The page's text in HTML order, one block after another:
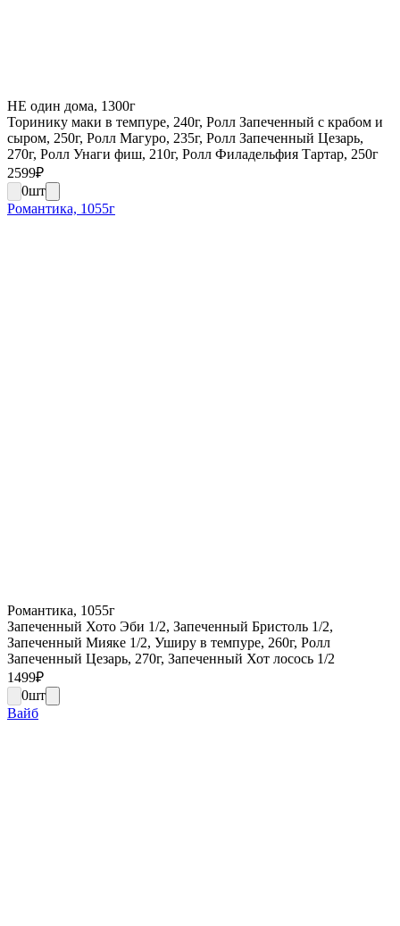
НЕ один дома, 1300г
Торинику маки в темпуре, 240г, Ролл Запеченный с крабом и
сыром, 250г, Ролл Магуро, 235г, Ролл Запеченный Цезарь,
270г, Ролл Унаги фиш, 210г, Ролл Филадельфия Тартар, 250г
2599₽
0шт
Романтика, 1055г
Романтика, 1055г
Запеченный Хото Эби 1/2, Запеченный Бристоль 1/2,
Запеченный Мияке 1/2, Уширу в темпуре, 260г, Ролл
Запеченный Цезарь, 270г, Запеченный Хот лосось 1/2
1499₽
0шт
Вайб